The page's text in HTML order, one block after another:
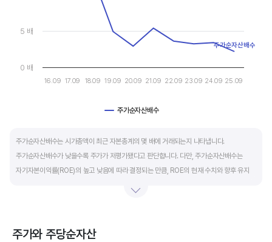
주가순자산배수
16.09 17.09 18.09 19.09 20.09 21.09 22.09 23.09 24.09 25.09
0 배
5 배
주가순자산배수
주가순자산배수는 시가총액이 최근 자본총계의 몇 배에 거래되는지 나타냅니다.
주가순자산배수가 낮을수록 주가가 저평가됐다고 판단합니다. 다만, 주가순자산배수는
자기자본이익률(ROE)의 높고 낮음에 따라 결정되는 만큼, ROE의 현재 수치와 향후 유지
거래되면 주가가 저평가된 것으로 판단합니다. ROE&PBR 차트를 함께 보고 분석하는 것을
주가와 주당순자산